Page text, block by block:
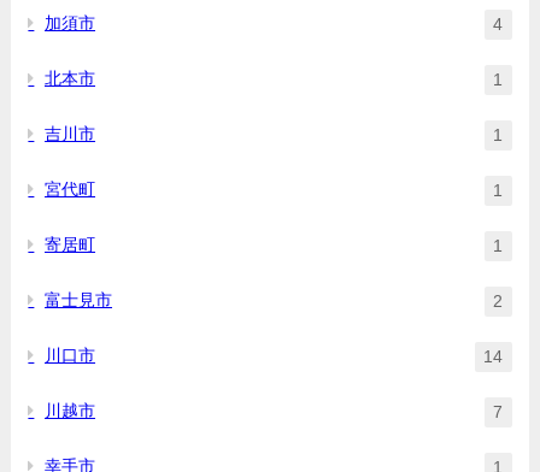
加須市 4
北本市 1
吉川市 1
宮代町 1
寄居町 1
富士見市 2
川口市 14
川越市 7
幸手市 1